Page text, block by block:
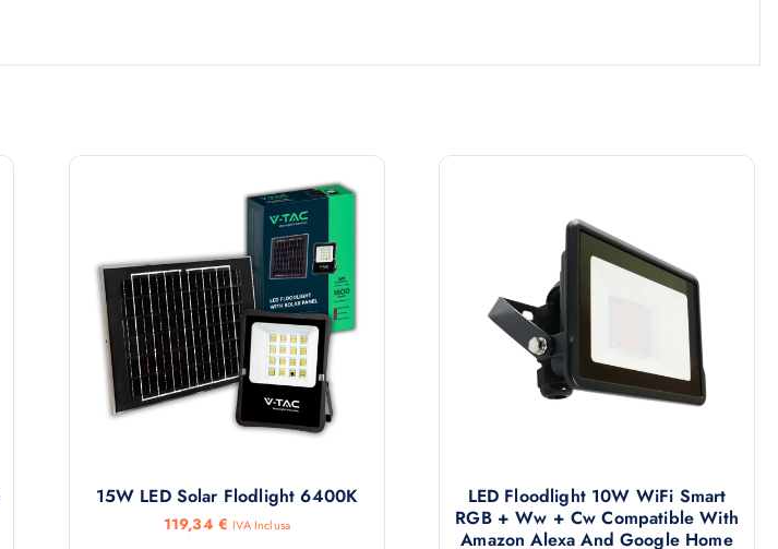
15W LED Solar Flodlight 6400K
119,34 € IVA Inclusa
LED Floodlight 10W WiFi Smart
RGB + Ww + Cw Compatible With
Amazon Alexa And Google Home